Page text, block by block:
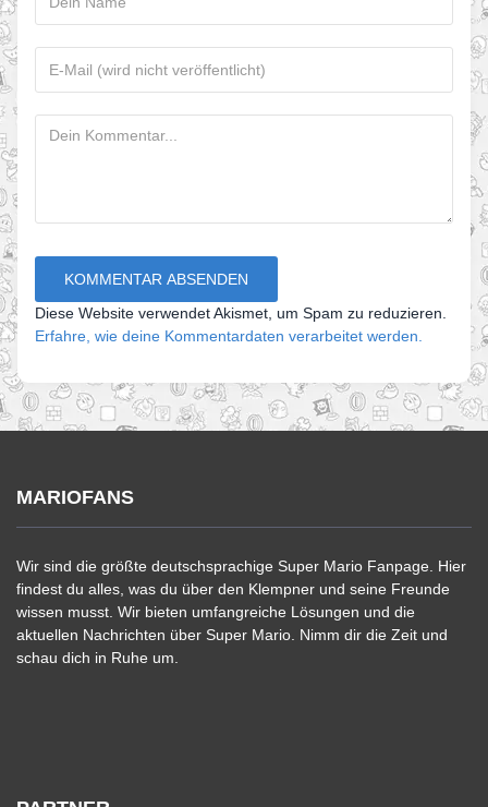
Diese Website verwendet Akismet, um Spam zu reduzieren.
Erfahre, wie deine Kommentardaten verarbeitet werden.
MARIOFANS
Wir sind die größte deutschsprachige Super Mario Fanpage. Hier
findest du alles, was du über den Klempner und seine Freunde
wissen musst. Wir bieten umfangreiche Lösungen und die
aktuellen Nachrichten über Super Mario. Nimm dir die Zeit und
schau dich in Ruhe um.